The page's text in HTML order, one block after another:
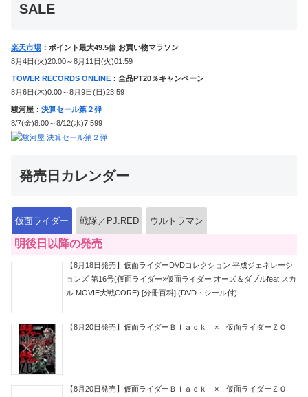
SALE
楽天市場 ：ポイント最大49.5倍 お買い物マラソン
8月4日(火)20:00～8月11日(火)01:59
TOWER RECORDS ONLINE ：全品PT20％キャンペーン
8月6日(木)0:00～8月9日(日)23:59
駿河屋： 決算セール第２弾
8/7(金)8:00～8/12(水)7:599
発売日カレンダー
仮面ライダー 戦隊／PJ.RED ウルトラマン
明後日以降の発売
【8月18日発売】仮面ライダーDVDコレクション 平成ジェネレーシ
ョンズ 第16号(仮面ライダー×仮面ライダー オーズ＆ダブルfeat.スカ
ル MOVIE大戦CORE) [分冊百科] (DVD・シール付)
【8月20日発売】仮面ライダーＢｌａｃｋ × 仮面ライダーＺＯ
【8月20日発売】仮面ライダーＢｌａｃｋ × 仮面ライダーＺＯ